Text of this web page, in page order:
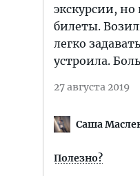
экскурсии,
билеты.
легко
устроила.
27 августа 2019
Саша
Полезно?